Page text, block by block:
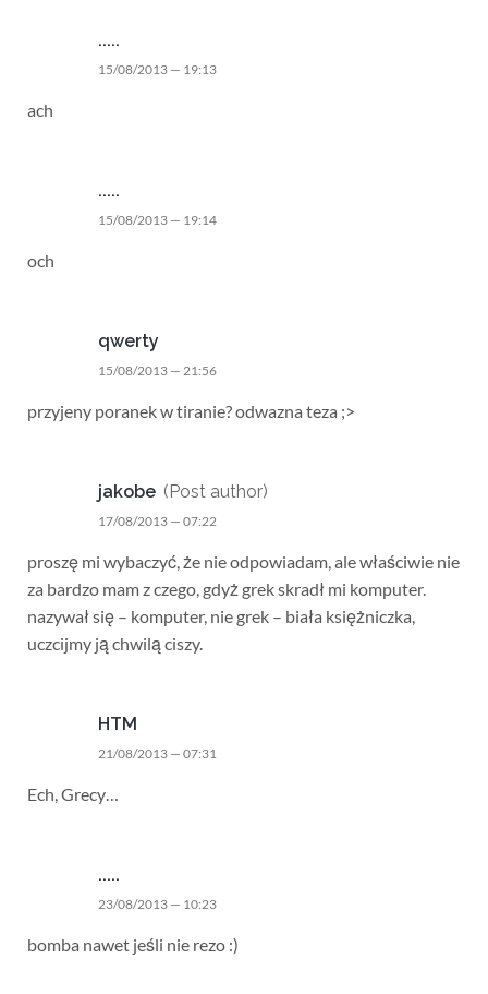
.....
15/08/2013 — 19:13
ach
.....
15/08/2013 — 19:14
och
qwerty
15/08/2013 — 21:56
przyjeny poranek w tiranie? odwazna teza ;>
jakobe (Post author)
17/08/2013 — 07:22
proszę mi wybaczyć, że nie odpowiadam, ale właściwie nie
za bardzo mam z czego, gdyż grek skradł mi komputer.
nazywał się – komputer, nie grek – biała księżniczka,
uczcijmy ją chwilą ciszy.
HTM
21/08/2013 — 07:31
Ech, Grecy…
.....
23/08/2013 — 10:23
bomba nawet jeśli nie rezo :)